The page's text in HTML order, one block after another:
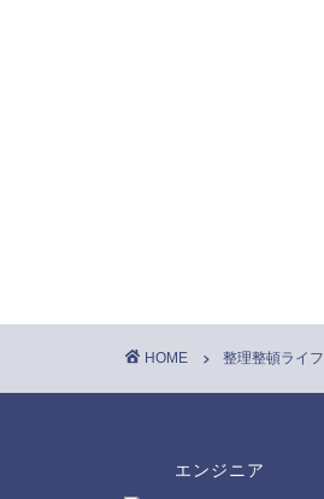
HOME 整理整頓ライフ
エンジニア